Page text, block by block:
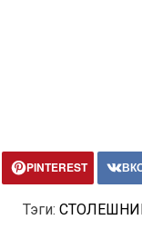
PINTEREST
Тэги: